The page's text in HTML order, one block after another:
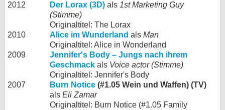
2012 Der Lorax (3D) als 1st Marketing Guy
(Stimme)
Originaltitel: The Lorax
2010
Alice im Wunderland als Man
Originaltitel: Alice in Wonderland
2009
Jennifer's Body – Jungs nach ihrem
Geschmack als Voice actor (Stimme)
Originaltitel: Jennifer's Body
2007
Burn Notice (#1.05 Wein und Waffen) (TV)
als Eli Zamar
Originaltitel: Burn Notice (#1.05 Family